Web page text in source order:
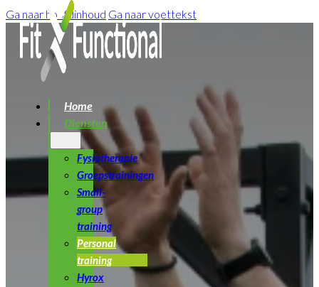
Ga naar hoofdinhoud Ga naar voettekst
Home
Diensten
Fysiotherapie
Groepstrainingen
Small-
group
training
Personal
training
Hyrox